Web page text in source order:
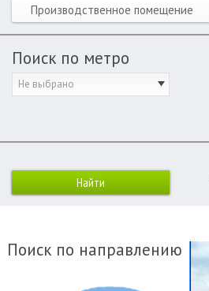
Производственное помещение
Поиск по метро
Не выбрано
Поиск по направлению